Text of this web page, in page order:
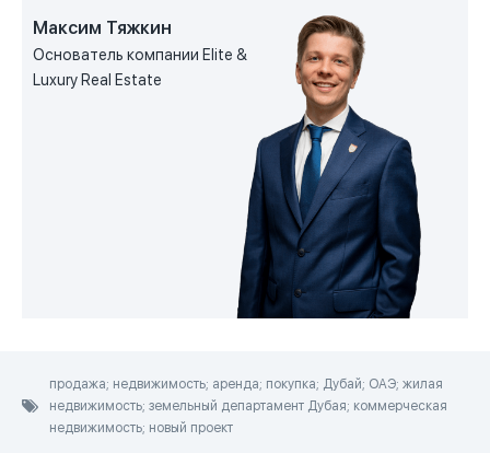
Максим Тяжкин
Основатель компании Elite &
Luxury Real Estate
продажа; недвижимость; аренда; покупка; Дубай; ОАЭ; жилая
недвижимость; земельный департамент Дубая; коммерческая
недвижимость; новый проект